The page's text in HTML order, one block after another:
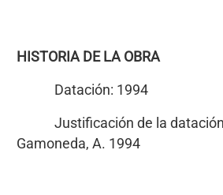
HISTORIA DE LA OBRA
Datación: 1994
Justificación de la datación:
Gamoneda, A. 1994